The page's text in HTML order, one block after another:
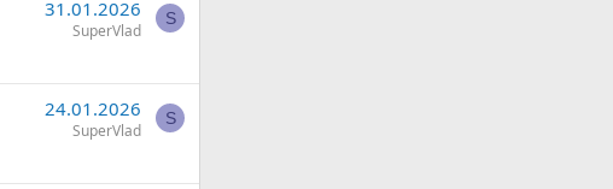
31.01.2026
SuperVlad
S
24.01.2026
SuperVlad
S